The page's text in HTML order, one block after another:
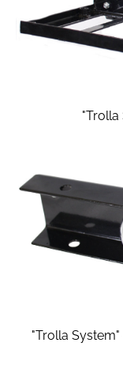
"Trolla
"Trolla